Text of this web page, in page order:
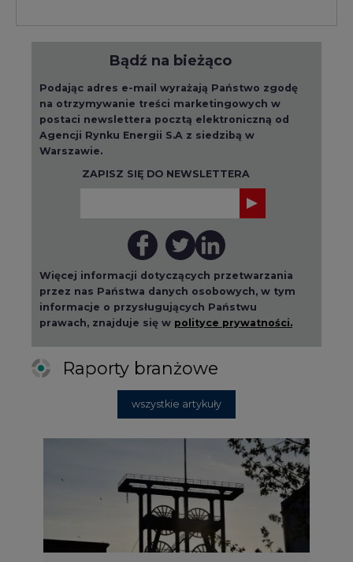
Bądź na bieżąco
Podając adres e-mail wyrażają Państwo zgodę
na otrzymywanie treści marketingowych w
postaci newslettera pocztą elektroniczną od
Agencji Rynku Energii S.A z siedzibą w
Warszawie.
ZAPISZ SIĘ DO NEWSLETTERA
Więcej informacji dotyczących przetwarzania
przez nas Państwa danych osobowych, w tym
informacje o przysługujących Państwu
prawach, znajduje się w polityce prywatności.
Raporty branżowe
wszystkie artykuły